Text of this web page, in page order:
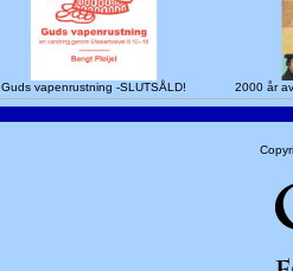
Guds vapenrustning -SLUTSÅLD! 2000 år